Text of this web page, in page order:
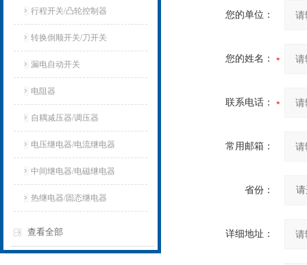
行程开关/凸轮控制器
转换倒顺开关/刀开关
漏电自动开关
电阻器
自耦减压器/调压器
电压继电器/电流继电器
中间继电器/电磁继电器
热继电器/固态继电器
查看全部
您的单位：
您的姓名：
联系电话：
常用邮箱：
省份：
详细地址：